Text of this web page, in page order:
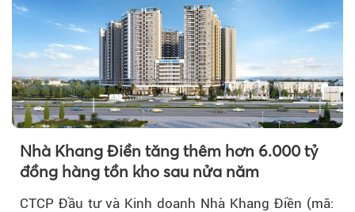
Nhà Khang Điền tăng thêm hơn 6.000 tỷ
đồng hàng tồn kho sau nửa năm
CTCP Đầu tư và Kinh doanh Nhà Khang Điền (mã: